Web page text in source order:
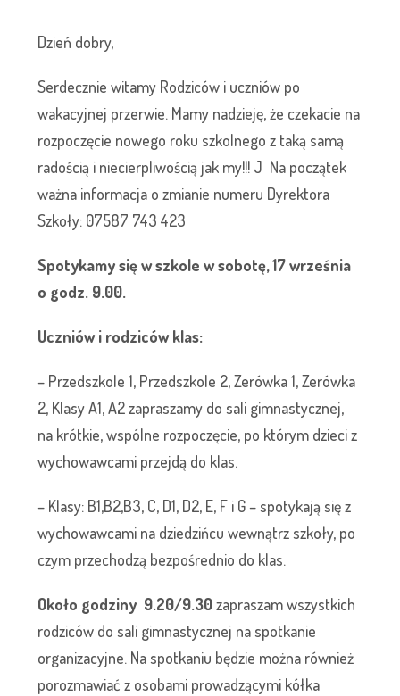
Dzień dobry,
Serdecznie witamy Rodziców i uczniów po
wakacyjnej przerwie. Mamy nadzieję, że czekacie na
rozpoczęcie nowego roku szkolnego z taką samą
radością i niecierpliwością jak my!!! J Na początek
ważna informacja o zmianie numeru Dyrektora
Szkoły: 07587 743 423
Spotykamy się w szkole w sobotę, 17 września
o godz. 9.00.
Uczniów i rodziców klas:
– Przedszkole 1, Przedszkole 2, Zerówka 1, Zerówka
2, Klasy A1, A2zapraszamy do sali gimnastycznej,
na krótkie, wspólne rozpoczęcie, po którym dzieci z
wychowawcami przejdą do klas.
– Klasy: B1,B2,B3, C, D1, D2, E, F i G– spotykają się z
wychowawcami na dziedzińcu wewnątrz szkoły, po
czym przechodzą bezpośrednio do klas.
Około godziny 9.20/9.30zapraszam wszystkich
rodziców do sali gimnastycznej na spotkanie
organizacyjne. Na spotkaniu będzie można również
porozmawiać z osobami prowadzącymi kółka